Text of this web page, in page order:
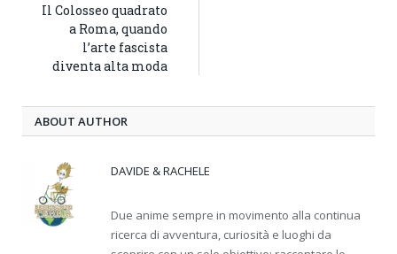
Il Colosseo quadrato
a Roma, quando
l’arte fascista
diventa alta moda
ABOUT AUTHOR
DAVIDE & RACHELE
Due anime sempre in movimento alla continua
ricerca di avventura, curiosità e luoghi da